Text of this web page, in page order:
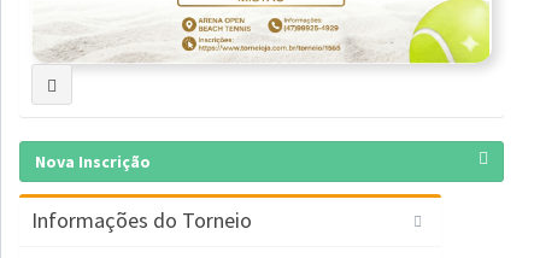
Nova Inscrição
Informações do Torneio